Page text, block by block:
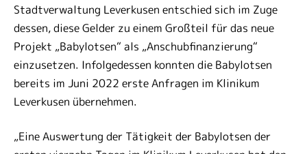
Stadtverwaltung Leverkusen entschied sich im Zuge
dessen, diese Gelder zu einem Großteil für das neue
Projekt „Babylotsen“ als „Anschubfinanzierung“
einzusetzen. Infolgedessen konnten die Babylotsen
bereits im Juni 2022 erste Anfragen im Klinikum
Leverkusen übernehmen.
„Eine Auswertung der Tätigkeit der Babylotsen der